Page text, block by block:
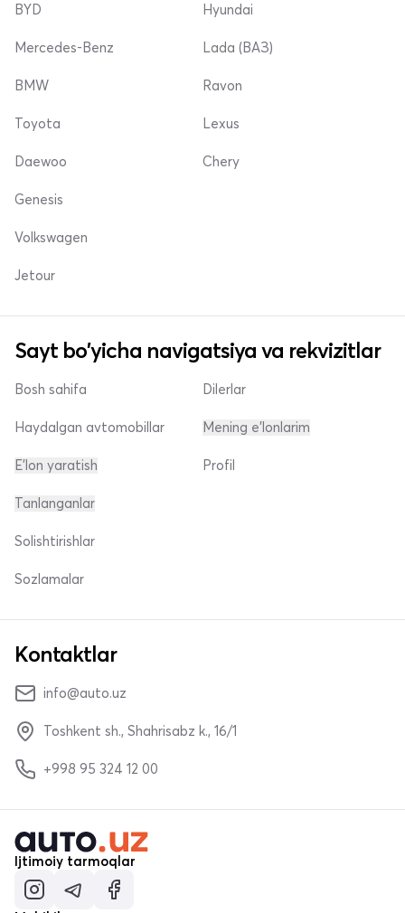
BYD
Mercedes-Benz
Hyundai
Lada (ВАЗ)
BMW
Toyota
Daewoo
Ravon
Lexus
Chery
Genesis
Volkswagen
Jetour
Sayt bo'yicha navigatsiya va rekvizitlar
Bosh sahifa
Haydalgan avtomobillar
E'lon yaratish
Dilerlar
Mening e'lonlarim
Profil
Tanlanganlar
Solishtirishlar
Sozlamalar
Kontaktlar
info@auto.uz
Toshkent sh., Shahrisabz k., 16/1
+998 95 324 12 00
Ijtimoiy tarmoqlar